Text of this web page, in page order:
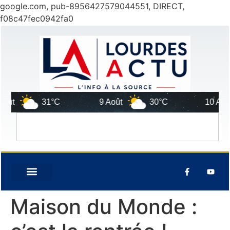
google.com, pub-8956427579044551, DIRECT,
f08c47fec0942fa0
31°C 9 Août 30°C 10 Août
Maison du Monde :